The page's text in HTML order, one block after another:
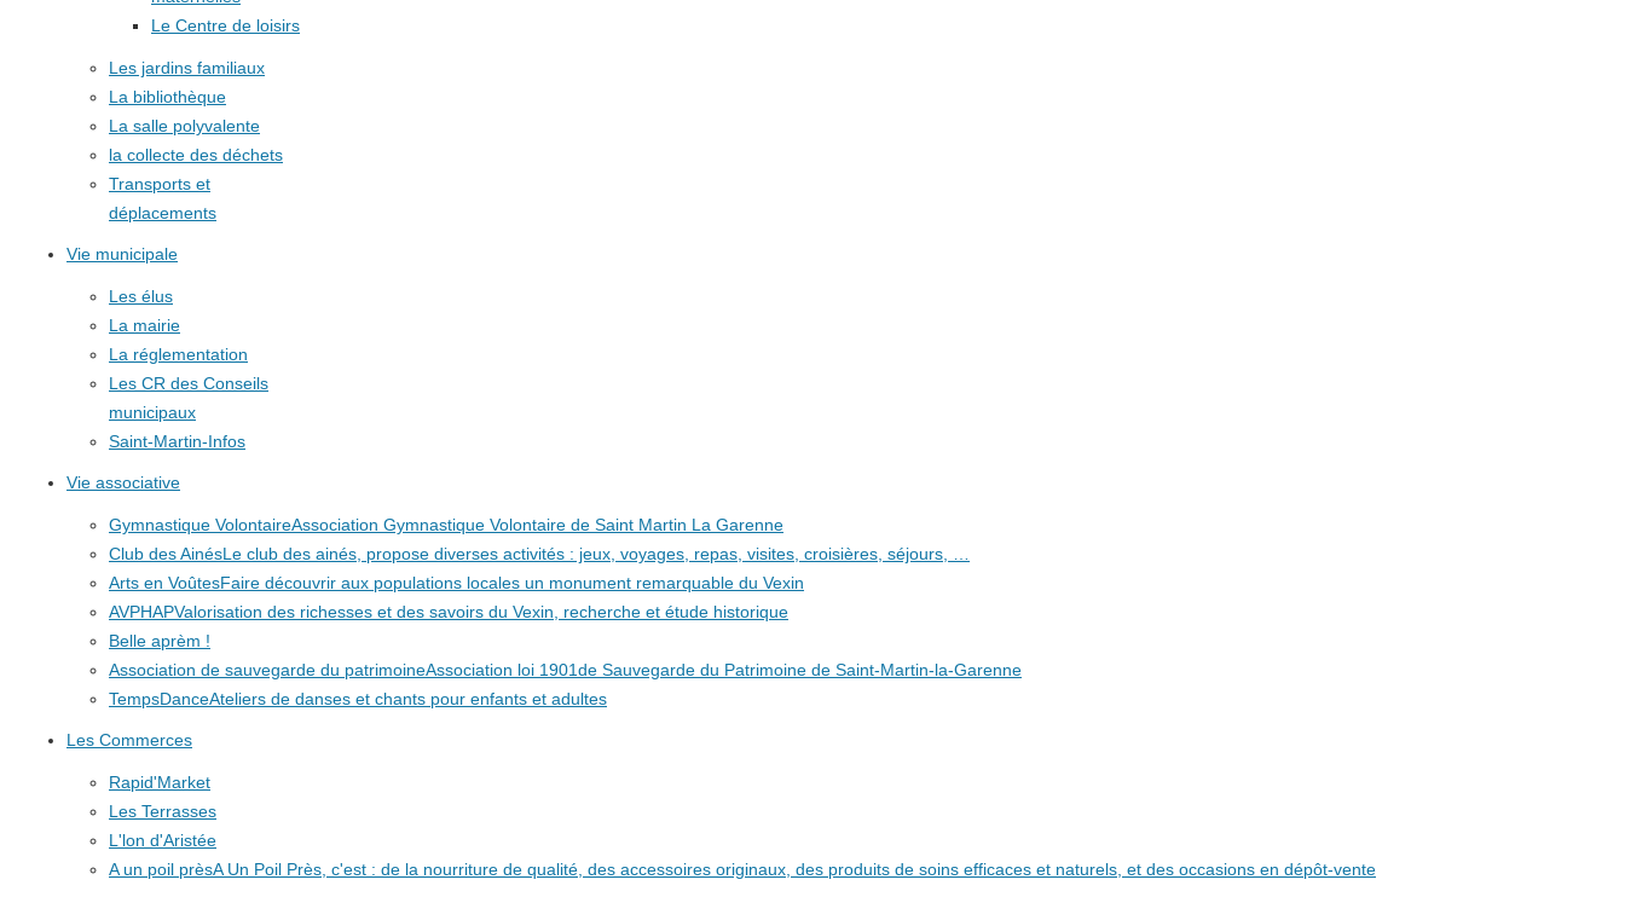
Le Centre de loisirs
Les jardins familiaux
La bibliothèque
La salle polyvalente
la collecte des déchets
Transports et
déplacements
Vie municipale
Les élus
La mairie
La réglementation
Les CR des Conseils
municipaux
Saint-Martin-Infos
Vie associative
Gymnastique VolontaireAssociation Gymnastique Volontaire de Saint Martin La Garenne
Club des AinésLe club des ainés, propose diverses activités : jeux, voyages, repas, visites, croisières, séjours, …
Arts en VoûtesFaire découvrir aux populations locales un monument remarquable du Vexin
AVPHAPValorisation des richesses et des savoirs du Vexin, recherche et étude historique
Belle aprèm !
Association de sauvegarde du patrimoineAssociation loi 1901de Sauvegarde du Patrimoine de Saint-Martin-la-Garenne
TempsDanceAteliers de danses et chants pour enfants et adultes
Les Commerces
Rapid'Market
Les Terrasses
L'lon d'Aristée
A un poil prèsA Un Poil Près, c'est : de la nourriture de qualité, des accessoires originaux, des produits de soins efficaces et naturels, et des occasions en dépôt-vente